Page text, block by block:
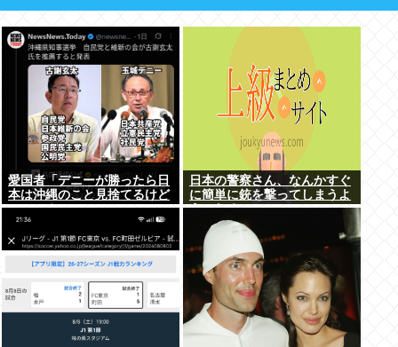
愛国者「デニーが勝ったら日
本は沖縄のこと見捨てるけど
いいの？」
日本の警察さん、なんかすぐ
に簡単に銃を撃ってしまうよ
うになる…